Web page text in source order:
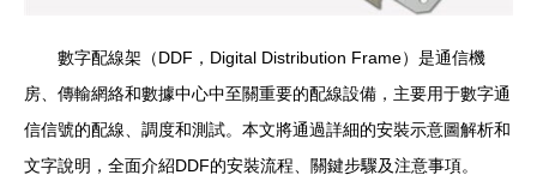
數字配線架（DDF，Digital Distribution Frame）是通信機
房、傳輸網絡和數據中心中至關重要的配線設備，主要用于數字通
信信號的配線、調度和測試。本文將通過詳細的安裝示意圖解析和
文字說明，全面介紹DDF的安裝流程、關鍵步驟及注意事項。